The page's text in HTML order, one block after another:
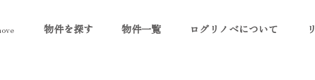
物件を探す 物件一覧 ログリノベについて